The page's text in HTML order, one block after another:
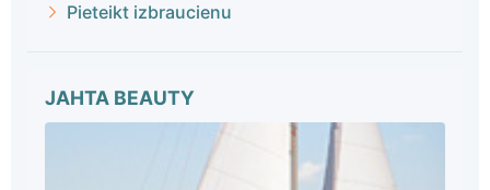
Pieteikt izbraucienu
JAHTA BEAUTY